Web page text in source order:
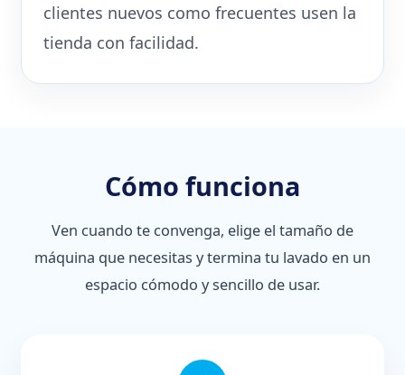
clientes nuevos como frecuentes usen la
tienda con facilidad.
Cómo funciona
Ven cuando te convenga, elige el tamaño de
máquina que necesitas y termina tu lavado en un
espacio cómodo y sencillo de usar.